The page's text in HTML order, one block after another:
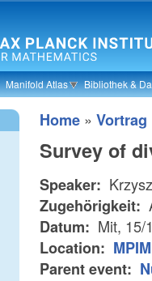
Manifold Atlas Bibliothek &
Home » Vortrag
Survey of
Speaker:
Zugehörigkeit:
Datum: Mit,
Location:
Parent event: